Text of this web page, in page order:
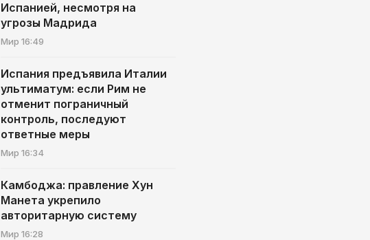
Испанией, несмотря на
угрозы Мадрида
Мир 16:49
Испания предъявила Италии
ультиматум: если Рим не
отменит пограничный
контроль, последуют
ответные меры
Мир 16:34
Камбоджа: правление Хун
Манета укрепило
авторитарную систему
Мир 16:28